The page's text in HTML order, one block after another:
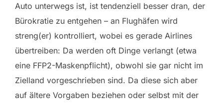
Auto unterwegs ist, ist tendenziell besser dran, der
Bürokratie zu entgehen – an Flughäfen wird
streng(er) kontrolliert, wobei es gerade Airlines
übertreiben: Da werden oft Dinge verlangt (etwa
eine FFP2-Maskenpflicht), obwohl sie gar nicht im
Zielland vorgeschrieben sind. Da diese sich aber
auf ältere Vorgaben beziehen oder selbst mit der